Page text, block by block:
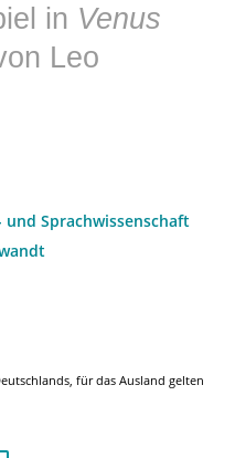
in Venus
Leo
Sprachwissenschaft
für das Ausland gelten